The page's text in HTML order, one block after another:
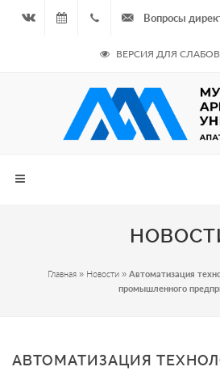
09.08.2026
- Чётная
неделя
964
687
Вопросы
ВЕРСИЯ ДЛЯ
Главная» Новости» Автоматизация
промышленного
АВТОМАТИЗАЦИЯ